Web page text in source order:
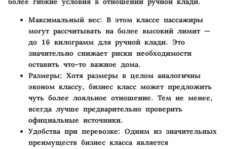
Максимальный вес: В этом классе пассажиры
могут рассчитывать на более высокий лимит —
до 16 килограмм для ручной клади. Это
значительно снижает риски необходимости
оставить что-то важное дома.
Размеры: Хотя размеры в целом аналогичны
эконом классу, бизнес класс может предложить
чуть более лояльное отношение. Тем не менее,
всегда лучше предварительно проверить
официальные источники.
Удобства при перевозке: Одним из значительных
преимуществ бизнес класса является